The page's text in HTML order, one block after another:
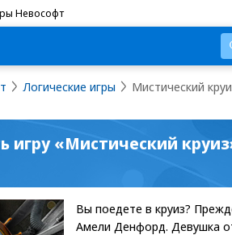
Невософт
Логические игры Мистический
игру «Мистический
Вы поедете в круиз?
Амели Денфорд. Девушка